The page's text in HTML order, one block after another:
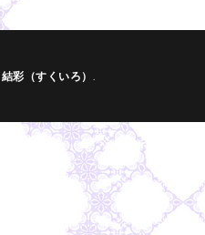
結彩（すくいろ） .